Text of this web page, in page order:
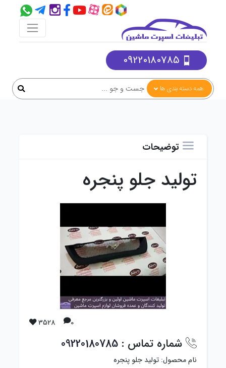
09220180785
همه دسته بندی ها
توضیحات
تولید جلو پنجره
0
3528
شماره تماس :09220180785
نام محصول: تولید جلو پنجره